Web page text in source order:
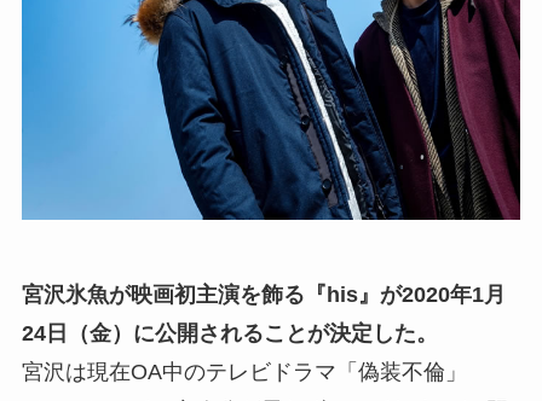
宮沢氷魚が映画初主演を飾る『his』が2020年1月
24日（金）に公開されることが決定した。
宮沢は現在OA中のテレビドラマ「偽装不倫」